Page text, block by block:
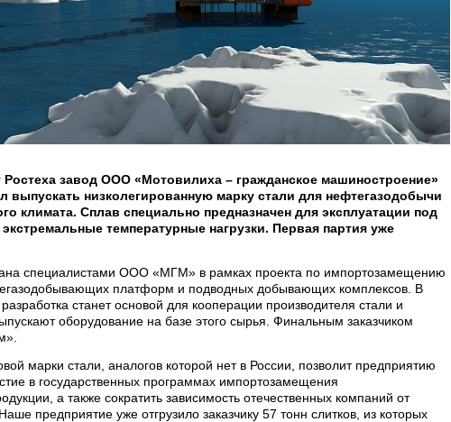
Ростеха завод ООО «Мотовилиха – гражданское машиностроение»
выпускать низколегированную марку стали для нефтегазодобычи
климата. Сплав специально предназначен для эксплуатации под
температурные нагрузки. Первая партия уже
специалистами ООО «МГМ» в рамках проекта по импортозамещению
платформ и подводных добывающих комплексов. В
станет основой для кооперации производителя стали и
оборудование на базе этого сырья. Финальным заказчиком
марки стали, аналогов которой нет в России, позволит предприятию
в государственных программах импортозамещения
а также сократить зависимость отечественных компаний от
предприятие уже отгрузило заказчику 57 тонн слитков, из которых